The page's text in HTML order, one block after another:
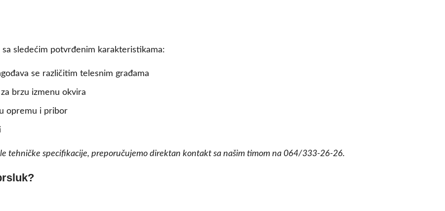
sledećim potvrđenim karakteristikama:
se različitim telesnim građama
brzu izmenu okvira
opremu i pribor
tehničke specifikacije, preporučujemo direktan kontakt sa našim timom na 064/333-26-26.